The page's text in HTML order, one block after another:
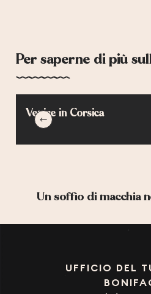
Per saperne di più
Venire in Corsica
Un soffio di macchia
UFFICIO DEL